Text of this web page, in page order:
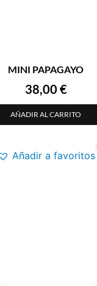
MINI PAPAGAYO
38,00 €
AÑADIR AL CARRITO
Añadir a favoritos